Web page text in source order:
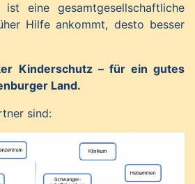
ist eine gesamtgesellschaftliche
Hilfe ankommt, desto besser
Kinderschutz – für ein gutes
Land.
sind: